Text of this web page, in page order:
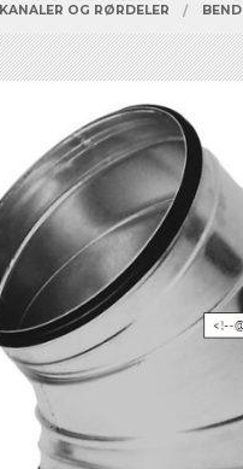
KANALER OG RØRDELER BEND